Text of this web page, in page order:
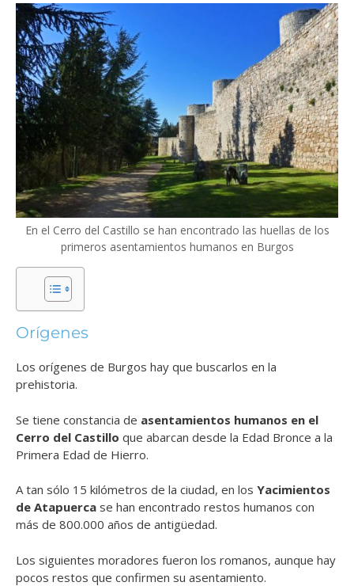
En el Cerro del Castillo se han encontrado las huellas de los
primeros asentamientos humanos en Burgos
Orígenes
Los orígenes de Burgos hay que buscarlos en la
prehistoria.
Se tiene constancia de asentamientos humanos en el
Cerro del Castillo que abarcan desde la Edad Bronce a la
Primera Edad de Hierro.
A tan sólo 15 kilómetros de la ciudad, en los Yacimientos
de Atapuerca se han encontrado restos humanos con
más de 800.000 años de antigüedad.
Los siguientes moradores fueron los romanos, aunque hay
pocos restos que confirmen su asentamiento.